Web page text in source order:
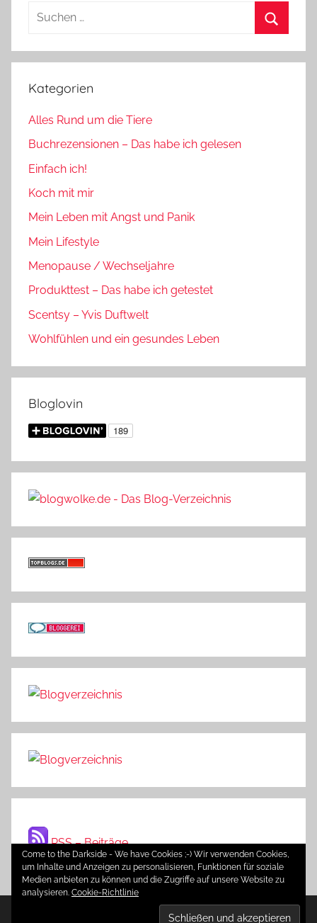
Suchen
Kategorien
Alles Rund um die Tiere
Buchrezensionen – Das habe ich gelesen
Einfach ich!
Koch mit mir
Mein Leben mit Angst und Panik
Mein Lifestyle
Menopause / Wechseljahre
Produkttest – Das habe ich getestet
Scentsy – Yvis Duftwelt
Wohlfühlen und ein gesundes Leben
Bloglovin
RSS – Beiträge
Come to the Darkside - We have Cookies ;-) Wir verwenden Cookies,
um Inhalte und Anzeigen zu personalisieren, Funktionen für soziale
Medien anbieten zu können und die Zugriffe auf unsere Website zu
analysieren. Cookie-Richtlinie